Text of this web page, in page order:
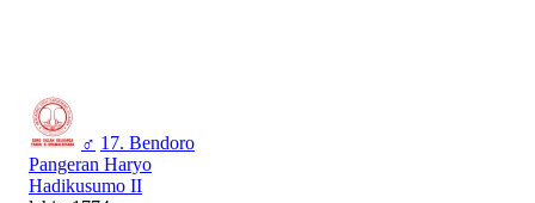
♂ 17. Bendoro
Pangeran Haryo
Hadikusumo II